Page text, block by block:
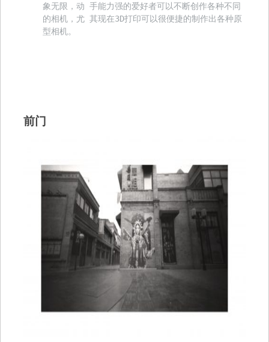
象无限，动 手能力强的爱好者可以不断创作各种不同
的相机，尤 其现在3D打印可以很便捷的制作出各种原
型相机。
前门